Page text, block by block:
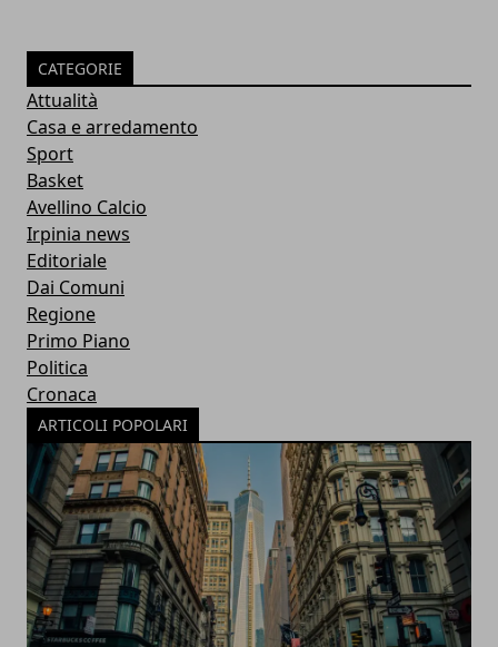
CATEGORIE
Attualità
Casa e arredamento
Sport
Basket
Avellino Calcio
Irpinia news
Editoriale
Dai Comuni
Regione
Primo Piano
Politica
Cronaca
ARTICOLI POPOLARI